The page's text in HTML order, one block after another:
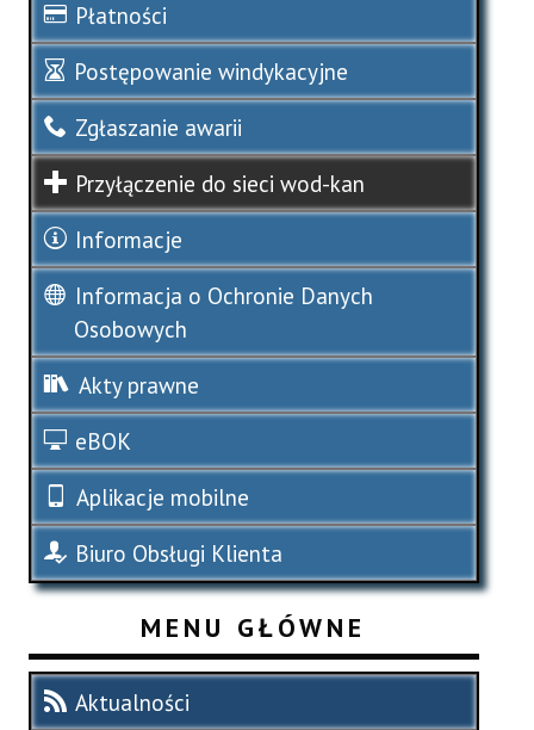
Płatności
Postępowanie windykacyjne
Zgłaszanie awarii
Przyłączenie do sieci wod-kan
Informacje
Informacja o Ochronie Danych
Osobowych
Akty prawne
eBOK
Aplikacje mobilne
Biuro Obsługi Klienta
MENU GŁÓWNE
Aktualności